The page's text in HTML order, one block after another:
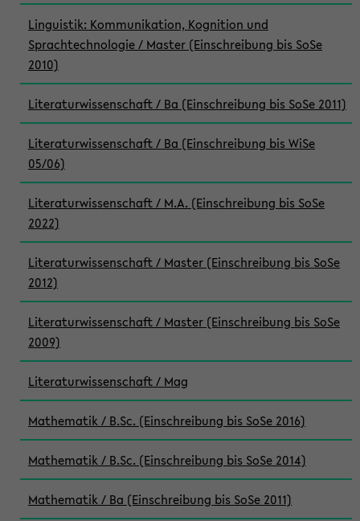
Linguistik: Kommunikation, Kognition und
Sprachtechnologie / Master (Einschreibung bis SoSe
2010)
Literaturwissenschaft / Ba (Einschreibung bis SoSe 2011)
Literaturwissenschaft / Ba (Einschreibung bis WiSe
05/06)
Literaturwissenschaft / M.A. (Einschreibung bis SoSe
2022)
Literaturwissenschaft / Master (Einschreibung bis SoSe
2012)
Literaturwissenschaft / Master (Einschreibung bis SoSe
2009)
Literaturwissenschaft / Mag
Mathematik / B.Sc. (Einschreibung bis SoSe 2016)
Mathematik / B.Sc. (Einschreibung bis SoSe 2014)
Mathematik / Ba (Einschreibung bis SoSe 2011)